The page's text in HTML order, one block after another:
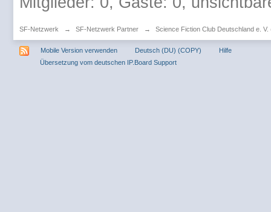
SF-Netzwerk → SF-Netzwerk Partner → Science Fiction Club Deutschland e. V.
Mobile Version verwenden Deutsch (DU) (COPY)
Hilfe
Übersetzung vom deutschen IP.Board Support